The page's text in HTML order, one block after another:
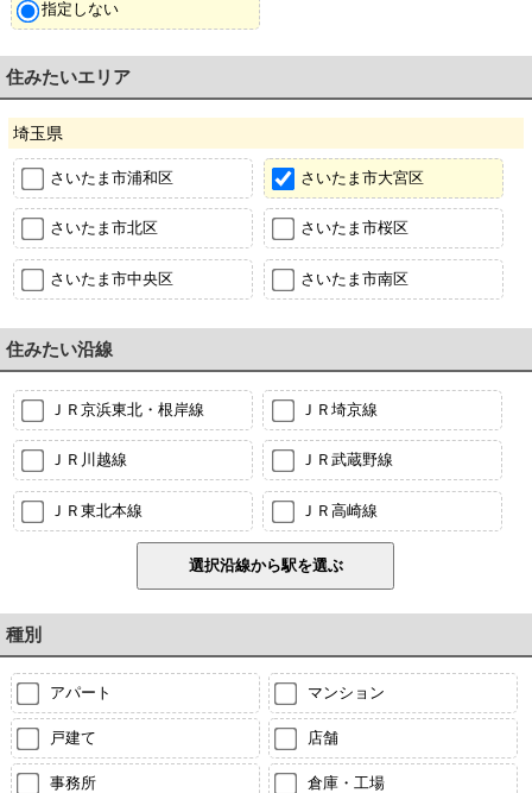
指定しない
住みたいエリア
埼玉県
さいたま市浦和区 さいたま市大宮区
さいたま市北区 さいたま市桜区
さいたま市中央区 さいたま市南区
住みたい沿線
ＪＲ京浜東北・根岸線 ＪＲ埼京線
ＪＲ川越線 ＪＲ武蔵野線
ＪＲ東北本線 ＪＲ高崎線
種別
アパート マンション
戸建て 店舗
事務所 倉庫・工場